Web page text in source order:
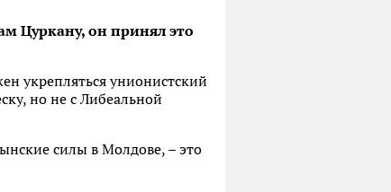
Цуркану, он принял это
укрепляться унионистский
но не с Либеальной
силы в Молдове, – это